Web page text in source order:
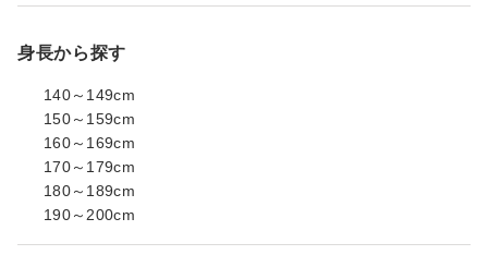
身長から探す
140～149cm
150～159cm
160～169cm
170～179cm
180～189cm
190～200cm